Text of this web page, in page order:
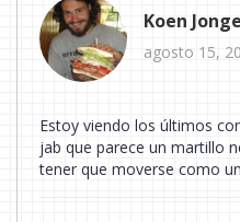
Koen
agosto 15,
Estoy viendo los últimos
jab que parece un martillo
tener que moverse como